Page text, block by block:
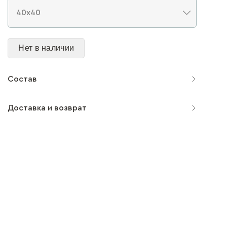
Нет в наличии
Состав
Доставка и возврат